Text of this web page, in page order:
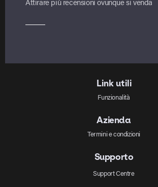
Link utili
Funzionalità
Azienda
Termini e condizioni
Supporto
Support Centre